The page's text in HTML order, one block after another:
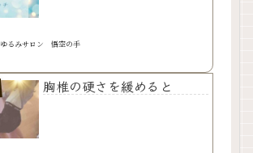
ゆるみサロン 悟空の手
胸椎の硬さを緩めると